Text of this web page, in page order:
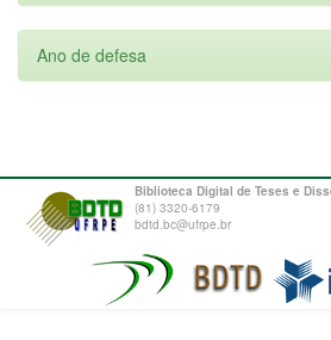
Ano de defesa
Biblioteca Digital de Teses e
(81) 3320-6179
bdtd.bc@ufrpe.br